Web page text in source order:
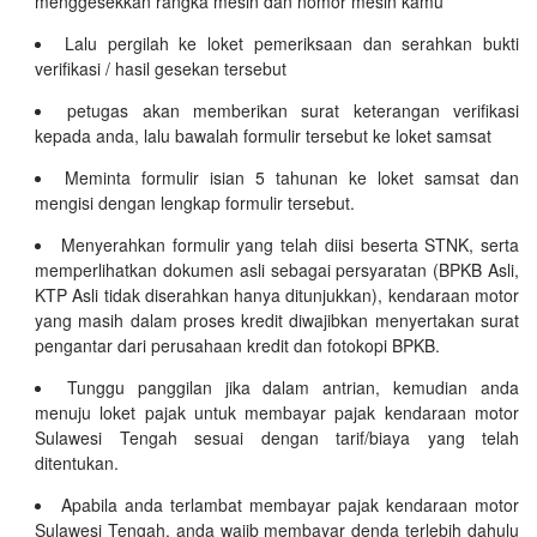
Lalu pergilah ke loket pemeriksaan dan serahkan bukti
verifikasi / hasil gesekan tersebut
petugas akan memberikan surat keterangan verifikasi
kepada anda, lalu bawalah formulir tersebut ke loket samsat
Meminta formulir isian 5 tahunan ke loket samsat dan
mengisi dengan lengkap formulir tersebut.
Menyerahkan formulir yang telah diisi beserta STNK, serta
memperlihatkan dokumen asli sebagai persyaratan (BPKB Asli,
KTP Asli tidak diserahkan hanya ditunjukkan), kendaraan motor
yang masih dalam proses kredit diwajibkan menyertakan surat
pengantar dari perusahaan kredit dan fotokopi BPKB.
Tunggu panggilan jika dalam antrian, kemudian anda
menuju loket pajak untuk membayar pajak kendaraan motor
Sulawesi Tengah sesuai dengan tarif/biaya yang telah
ditentukan.
Apabila anda terlambat membayar pajak kendaraan motor
Sulawesi Tengah, anda wajib membayar denda terlebih dahulu